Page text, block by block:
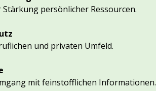
persönlicher Ressourcen.
und privaten Umfeld.
mit feinstofflichen Informationen.